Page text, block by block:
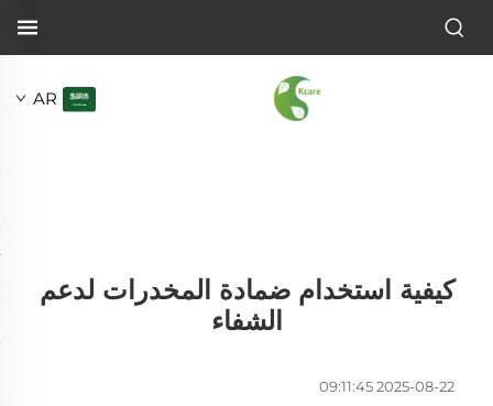
AR
كيفية استخدام ضمادة المخدرات لدعم
الشفاء
2025-08-22 09:11:45